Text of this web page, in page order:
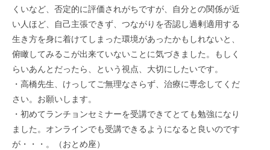
くいなど、否定的に評価されがちですが、自分との関係が近
い人ほど、自己主張できず、つながりを否認し過剰適用する
生き方を身に着けてしまった環境があったかもしれないと、
俯瞰してみるこが出来ていないことに気づきました。もしく
らいあんとだったら、という視点、大切にしたいです。
・高橋先生、けっしてご無理なさらず、治療に専念してくだ
さい。お願いします。
・初めてランチョンセミナーを受講できてとても勉強になり
ました。オンラインでも受講できるようになると良いのです
が・・・。（おとめ座）